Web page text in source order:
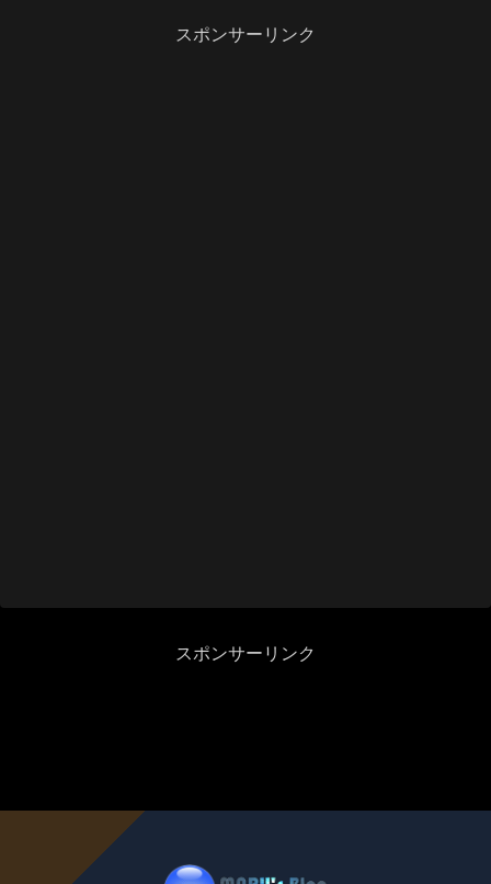
いので今季合格を目指して練習
と、ギリギリではあるが見事合
スポンサーリンク
スポンサーリンク